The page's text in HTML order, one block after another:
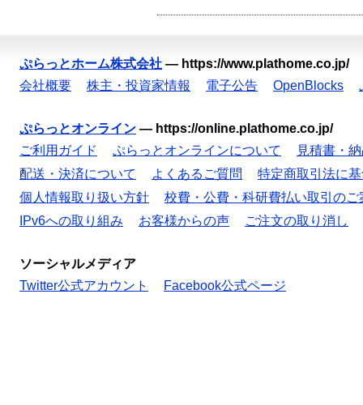
ぷらっとホーム株式会社 — https://www.plathome.co.jp/
会社概要
株主・投資家情報 電子公告 OpenBlocks
ぷらっとオンライン — https://online.plathome.co.jp/
ご利用ガイド
ぷらっとオンラインについて
見積書・
配送・決済について
よくあるご質問
特定商取引法に
個人情報取り扱い方針
校費・公費・科研費払い取引のご
IPv6への取り組み
お客様からの声 ご注文の取り消し
ソーシャルメディア
Twitter公式アカウント
Facebook公式ページ